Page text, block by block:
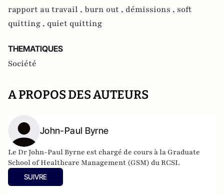
rapport au travail , burn out , démissions , soft
quitting , quiet quitting
THEMATIQUES
Société
A PROPOS DES AUTEURS
John-Paul Byrne
Le Dr John-Paul Byrne est chargé de cours à la Graduate
School of Healthcare Management (GSM) du RCSI.
SUIVRE